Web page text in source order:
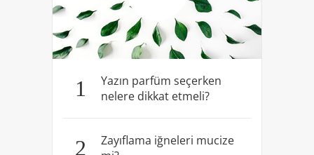
1
Yazın parfüm seçerken
nelere dikkat etmeli?
2
Zayıflama iğneleri mucize